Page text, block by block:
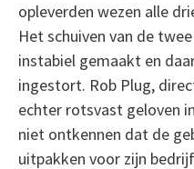
opleverden wezen alle
Het schuiven van de
instabiel gemaakt en
ingestort. Rob Plug,
echter rotsvast geloven
niet ontkennen dat de
uitpakken voor zijn